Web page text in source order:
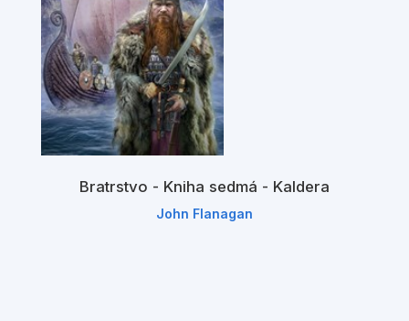
Bratrstvo - Kniha sedmá - Kaldera
John Flanagan